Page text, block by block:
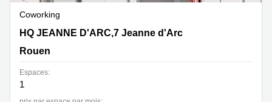
Coworking
HQ JEANNE D'ARC,7bis rue Jeanne d'Arc, Rouen
HQ JEANNE D'ARC,7 Jeanne d'Arc
Rouen
Espaces:
1